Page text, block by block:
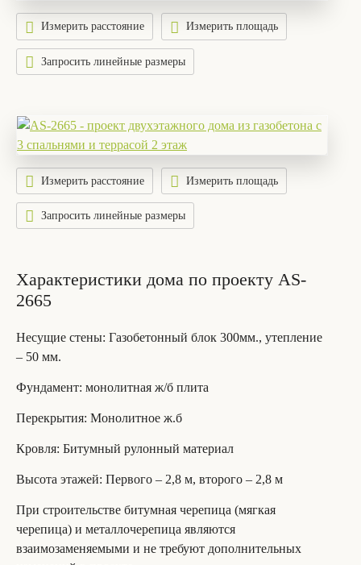
Измерить расстояние Измерить площадь
Запросить линейные размеры
Измерить расстояние Измерить площадь
Запросить линейные размеры
Характеристики дома по проекту AS-
2665
Несущие стены: Газобетонный блок 300мм., утепление
– 50 мм.
Фундамент: монолитная ж/б плита
Перекрытия: Монолитное ж.б
Кровля: Битумный рулонный материал
Высота этажей: Первого – 2,8 м, второго – 2,8 м
При строительстве битумная черепица (мягкая
черепица) и металлочерепица являются
взаимозаменяемыми и не требуют дополнительных